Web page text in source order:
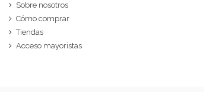
Sobre nosotros
Cómo comprar
Tiendas
Acceso mayoristas